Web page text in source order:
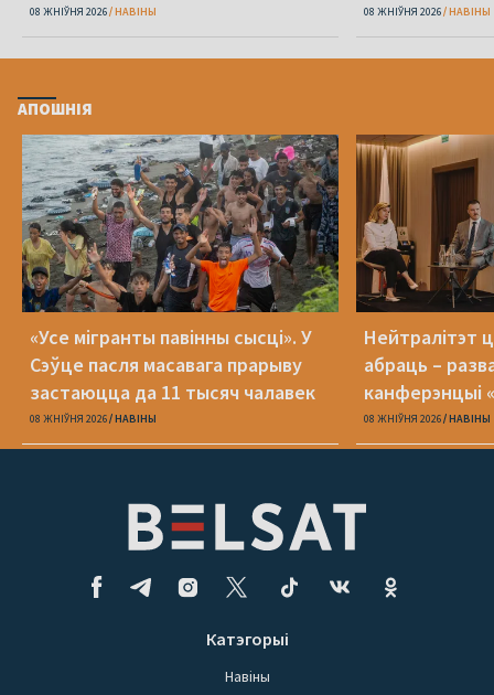
08 ЖНІЎНЯ 2026 НАВІНЫ 08 ЖНІЎНЯ 2026 НАВІНЫ
АПОШНІЯ
«Усе мігранты павінны сысці». У
Сэўце пасля масавага прарыву
застаюцца да 11 тысяч чалавек
08 ЖНІЎНЯ 2026 НАВІНЫ
Нейтралітэт
абраць –
канферэнцыі
08 ЖНІЎНЯ 2026 НАВІНЫ
Катэгорыі
Навіны